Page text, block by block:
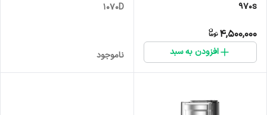
970s
4,500,000
افزودن به سبد
1070D
ناموجود